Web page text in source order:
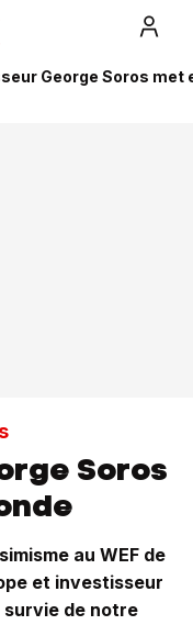
George Soros met
Soros
au WEF de
et investisseur
survie de notre